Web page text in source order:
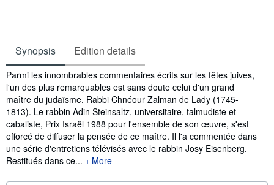
Synopsis Edition details
Synopsis
Parmi les innombrables commentaires écrits sur les fêtes juives,
l'un des plus remarquables est sans doute celui d'un grand
maître du judaïsme, Rabbi Chnéour Zalman de Lady (1745-
1813). Le rabbin Adin Steinsaltz, universitaire, talmudiste et
cabaliste, Prix Israël 1988 pour l'ensemble de son œuvre, s'est
efforcé de diffuser la pensée de ce maître. Il l'a commentée dans
une série d'entretiens télévisés avec le rabbin Josy Eisenberg.
Restitués dans ce...
More